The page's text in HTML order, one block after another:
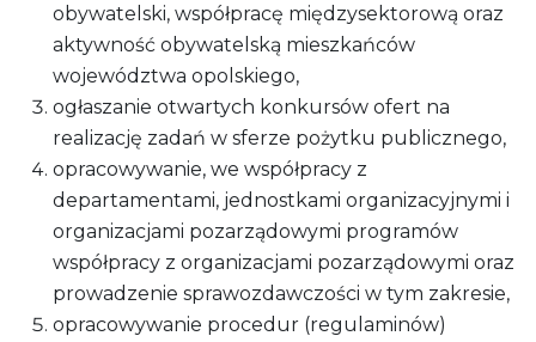
obywatelski, współpracę międzysektorową oraz
aktywność obywatelską mieszkańców
województwa opolskiego,
ogłaszanie otwartych konkursów ofert na
realizację zadań w sferze pożytku publicznego,
opracowywanie, we współpracy z
departamentami, jednostkami organizacyjnymi i
organizacjami pozarządowymi programów
współpracy z organizacjami pozarządowymi oraz
prowadzenie sprawozdawczości w tym zakresie,
opracowywanie procedur (regulaminów)